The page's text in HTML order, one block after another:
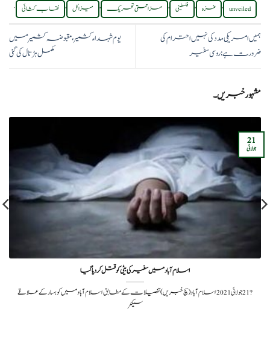
unveiled
, غزہ , فلسطینی , مزاحمتی تحریک , میزائل , نقاب کشائی .
ہمیں امریکی مدد کی نہیں احترام کی
ضرورت ہے:روسی سفیر
یوم شہداء کشمیر، مقبوضہ کشمیر میں
مکمل ہڑتال کی گئی
مشہور خبریں۔
اسلام آباد میں سفیر کی بیٹی کو قتل کر دیا گیا
?️ 21 جولائی 2021اسلام آباد (سچ خبریں)تفصیلات کےمطابق ‏اسلام آباد میں کوہسار کے علاقے
سیکٹر
21
جولائی